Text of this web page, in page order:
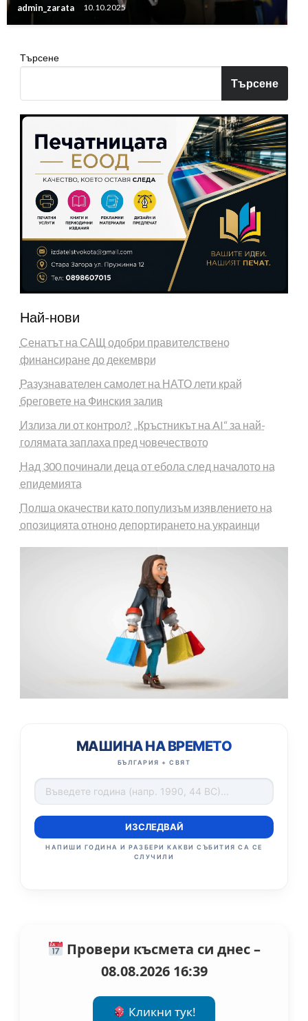
admin_zarata 10.10.2025
Търсене
Търсене
Най-нови
Сенатът на САЩ одобри правителствено
финансиране до декември
Разузнавателен самолет на НАТО лети край
бреговете на Финския залив
Излиза ли от контрол? „Кръстникът на AI“ за най-
голямата заплаха пред човечеството
Над 300 починали деца от ебола след началото на
епидемията
Полша окачестви като популизъм изявлението на
опозицията отноно депортирането на украинци
МАШИНА НА ВРЕМЕТО
БЪЛГАРИЯ + СВЯТ
ИЗСЛЕДВАЙ
НАПИШИ ГОДИНА И РАЗБЕРИ КАКВИ СЪБИТИЯ СА СЕ
СЛУЧИЛИ
Провери късмета си днес –
08.08.2026 16:39
Кликни тук!